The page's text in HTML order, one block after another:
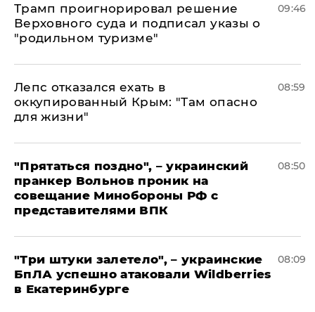
Трамп проигнорировал решение
Верховного суда и подписал указы о
"родильном туризме"
09:46
Лепс отказался ехать в
оккупированный Крым: "Там опасно
для жизни"
08:59
"Прятаться поздно", – украинский
пранкер Вольнов проник на
совещание Минобороны РФ с
представителями ВПК
08:50
"Три штуки залетело", – украинские
БпЛА успешно атаковали Wildberries
в Екатеринбурге
08:09